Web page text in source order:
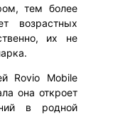
тем более
возрастных
их не
Rovio Mobile
она откроет
в родной